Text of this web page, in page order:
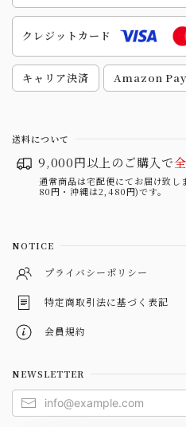
クレジットカード
キャリア決済 Amazon Pay
送料について
9,000円以上のご購入で
通常商品は宅配便にてお届け致
80円・沖縄は2,480円)です。
NOTICE
プライバシーポリシー
特定商取引法に基づく表記
会員規約
NEWSLETTER